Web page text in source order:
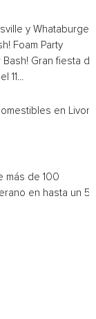
y Whataburger
Foam Party
Bash! Gran fiesta de
11...
en
más de 100
en hasta un